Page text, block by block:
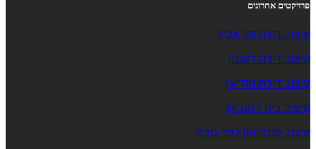
פרויקטים אחרונים
עיצוב דירה תל אביב
עיצוב דירה רעננה
עיצוב דירה מודיעין
עיצוב בית רחובות
עיצוב פנטהאוז כפר סבא